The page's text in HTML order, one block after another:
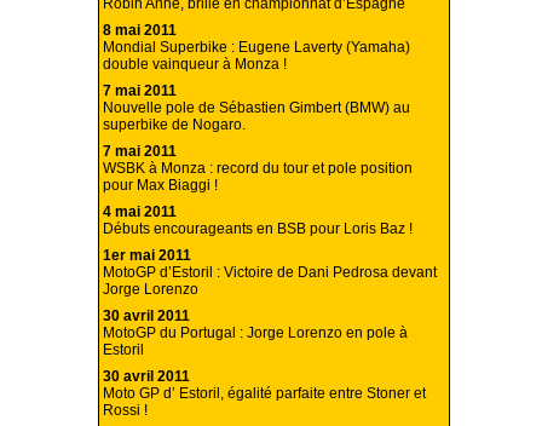
Robin Anne, brille en championnat d’Espagne
8 mai 2011
Mondial Superbike : Eugene Laverty (Yamaha)
double vainqueur à Monza !
7 mai 2011
Nouvelle pole de Sébastien Gimbert (BMW) au
superbike de Nogaro.
7 mai 2011
WSBK à Monza : record du tour et pole position
pour Max Biaggi !
4 mai 2011
Débuts encourageants en BSB pour Loris Baz !
1er mai 2011
MotoGP d’Estoril : Victoire de Dani Pedrosa devant
Jorge Lorenzo
30 avril 2011
MotoGP du Portugal : Jorge Lorenzo en pole à
Estoril
30 avril 2011
Moto GP d’ Estoril, égalité parfaite entre Stoner et
Rossi !